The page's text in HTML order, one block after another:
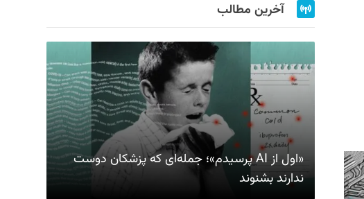
آخرین مطالب
«اول از AI پرسیدم»؛ جمله‌ای که پزشکان دوست
ندارند بشنوند